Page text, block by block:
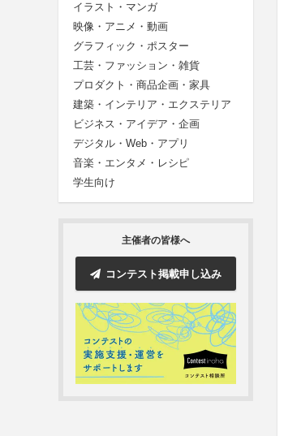
イラスト・マンガ
映像・アニメ・動画
グラフィック・ポスター
工芸・ファッション・雑貨
プロダクト・商品企画・家具
建築・インテリア・エクステリア
ビジネス・アイデア・企画
デジタル・Web・アプリ
音楽・エンタメ・レシピ
学生向け
主催者の皆様へ
コンテスト掲載申し込み